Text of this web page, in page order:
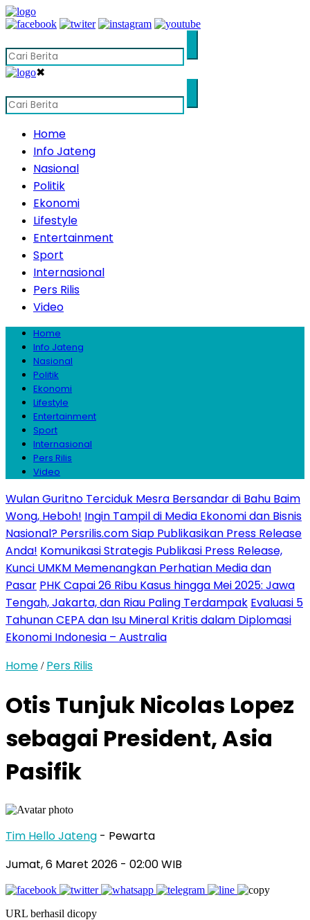
✖
Home
Info Jateng
Nasional
Politik
Ekonomi
Lifestyle
Entertainment
Sport
Internasional
Pers Rilis
Video
Home
Info Jateng
Nasional
Politik
Ekonomi
Lifestyle
Entertainment
Sport
Internasional
Pers Rilis
Video
Wulan Guritno Terciduk Mesra Bersandar di Bahu Baim
Wong, Heboh! Ingin Tampil di Media Ekonomi dan Bisnis
Nasional? Persrilis.com Siap Publikasikan Press Release
Anda! Komunikasi Strategis Publikasi Press Release,
Kunci UMKM Memenangkan Perhatian Media dan
Pasar PHK Capai 26 Ribu Kasus hingga Mei 2025: Jawa
Tengah, Jakarta, dan Riau Paling Terdampak Evaluasi 5
Tahunan CEPA dan Isu Mineral Kritis dalam Diplomasi
Ekonomi Indonesia – Australia
Home / Pers Rilis
Otis Tunjuk Nicolas Lopez
sebagai President, Asia
Pasifik
Tim Hello Jateng - Pewarta
Jumat, 6 Maret 2026 - 02:00 WIB
URL berhasil dicopy